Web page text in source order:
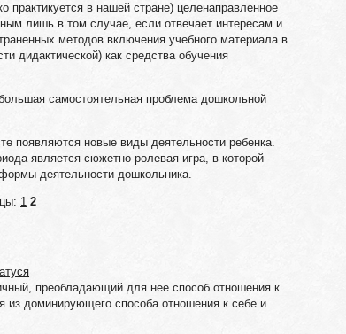
в нашей стране) целенаправленное
лишь в том случае, если отвечает интересам и
методов включения учебного материала в
дидактической) как средства обучения
самостоятельная проблема дошкольной
появляются новые виды деятельности ребенка.
является сюжетно-ролевая игра, в которой
деятельности дошкольника.
1 2
преобладающий для нее способ отношения к
доминирующего способа отношения к себе и